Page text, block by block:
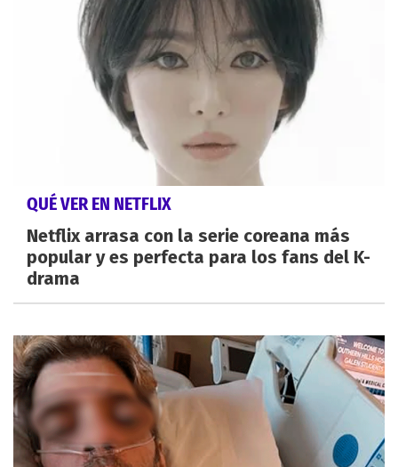
QUÉ VER EN NETFLIX
Netflix arrasa con la serie coreana más
popular y es perfecta para los fans del K-
drama